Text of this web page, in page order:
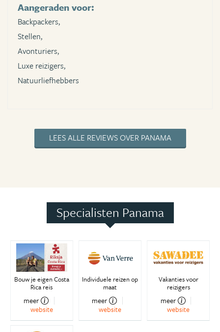
Aangeraden voor:
Backpackers,
Stellen,
Avonturiers,
Luxe reizigers,
Natuurliefhebbers
LEES ALLE REVIEWS OVER PANAMA
Specialisten Panama
Bouw je eigen Costa
Rica reis
meer
website
Individuele reizen op
maat
meer
website
Vakanties voor
reizigers
meer
website